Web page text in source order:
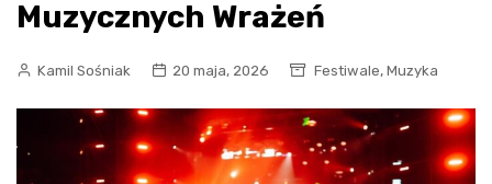
Muzycznych Wrażeń
Kamil Sośniak 20 maja, 2026 Festiwale, Muzyka